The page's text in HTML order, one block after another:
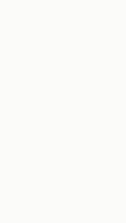
Haben Sie